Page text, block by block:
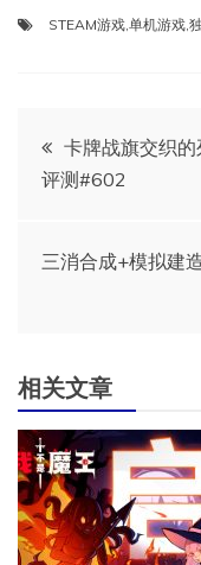
STEAM游戏 单机游戏
文
章
导
卡牌战旗交织
评测#602
三消合成+模拟建
相关文章